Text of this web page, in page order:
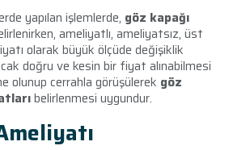
yapılan işlemlerde, göz kapağı
ameliyatlı, ameliyatsız, üst
olarak büyük ölçüde değişiklik
doğru ve kesin bir fiyat alınabilmesi
olunup cerrahla görüşülerek göz
belirlenmesi uygundur.